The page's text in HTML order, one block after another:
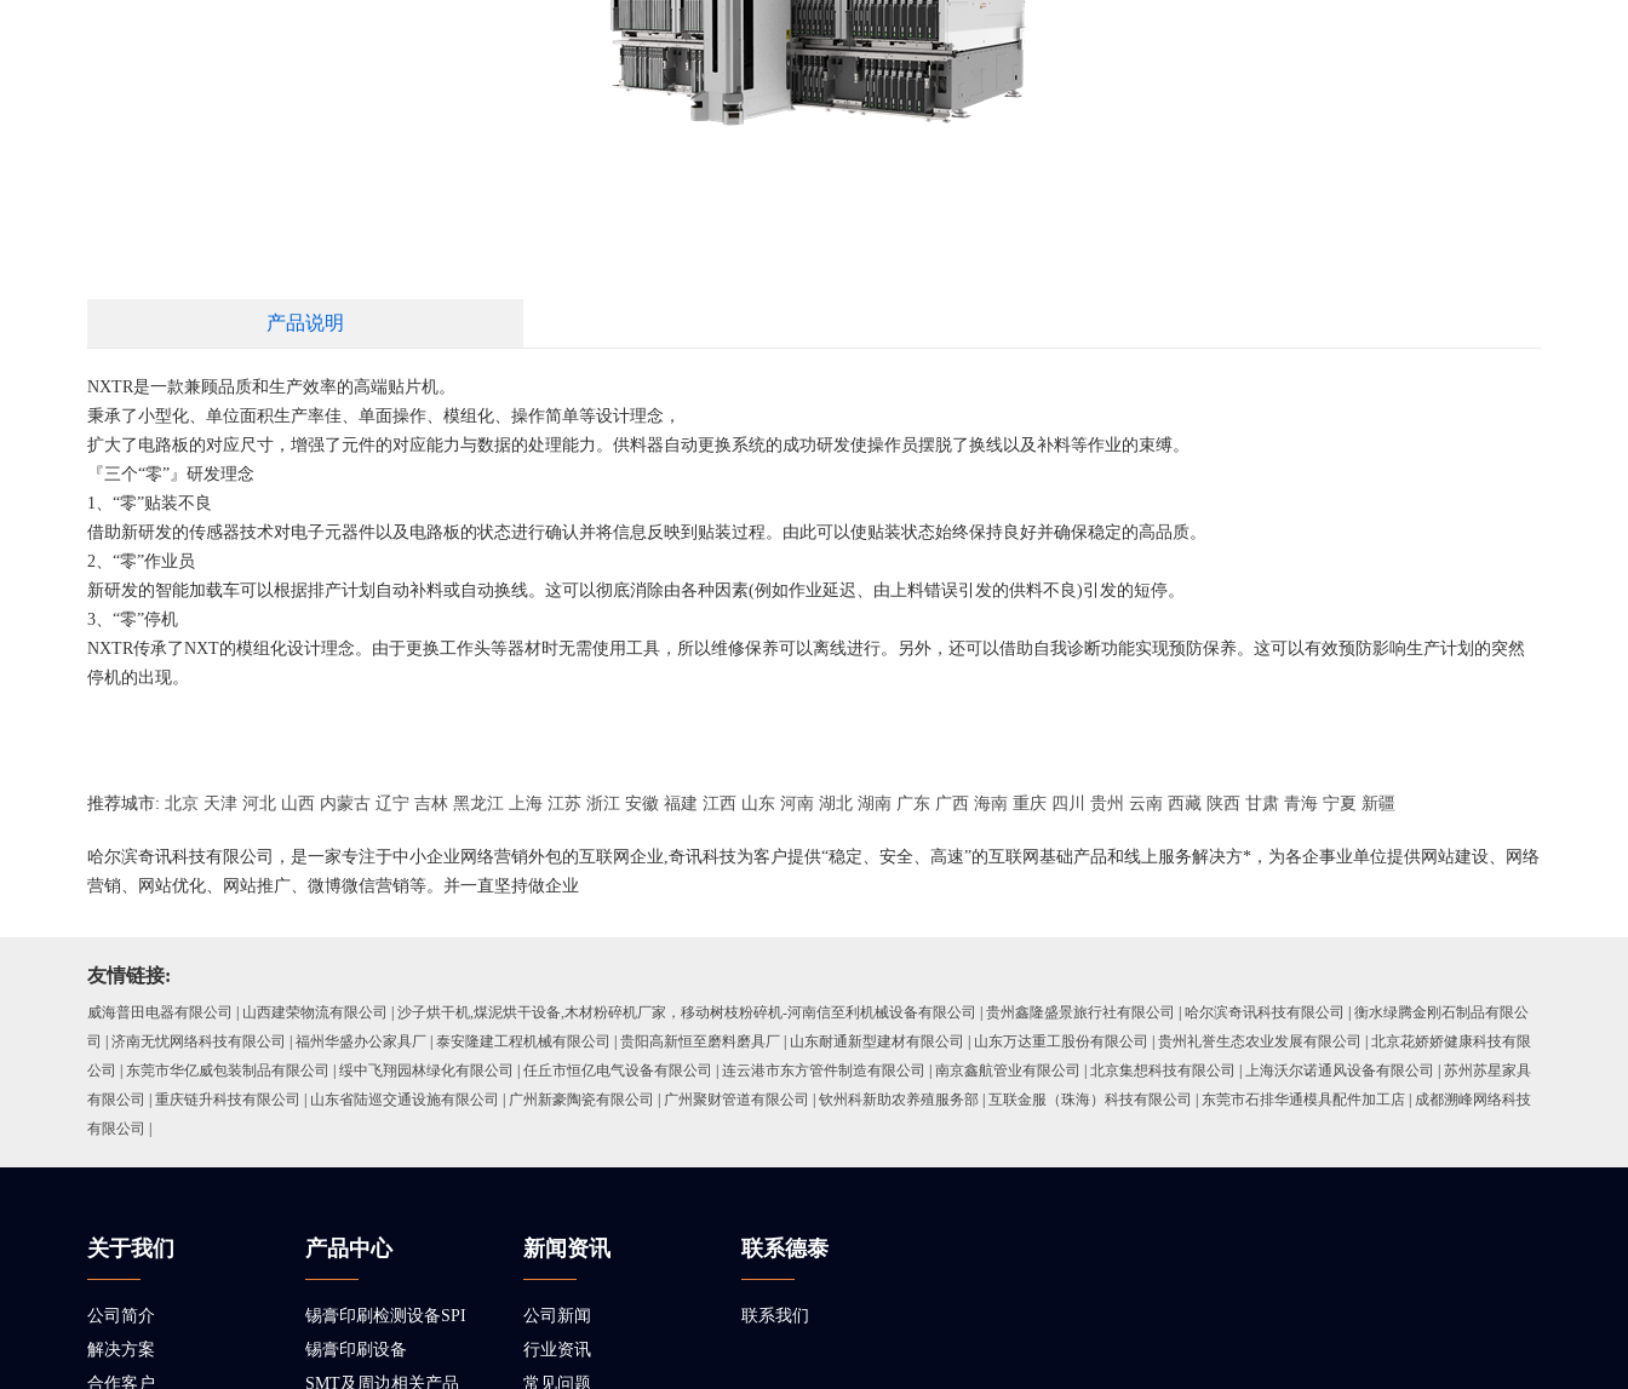
产品说明
NXTR是一款兼顾品质和生产效率的高端贴片机。
秉承了小型化、单位面积生产率佳、单面操作、模组化、操作简单等设计理念，
扩大了电路板的对应尺寸，增强了元件的对应能力与数据的处理能力。供料器自动更换系统的成功研发使操作员摆脱了换线以及补料等作业的束缚。
『三个“零”』研发理念
1、“零”贴装不良
借助新研发的传感器技术对电子元器件以及电路板的状态进行确认并将信息反映到贴装过程。由此可以使贴装状态始终保持良好并确保稳定的高品质。
2、“零”作业员
新研发的智能加载车可以根据排产计划自动补料或自动换线。这可以彻底消除由各种因素(例如作业延迟、由上料错误引发的供料不良)引发的短停。
3、“零”停机
NXTR传承了NXT的模组化设计理念。由于更换工作头等器材时无需使用工具，所以维修保养可以离线进行。另外，还可以借助自我诊断功能实现预防保养。这可以有效预防影响生产计划的突然
停机的出现。
推荐城市: 北京 天津 河北 山西 内蒙古 辽宁 吉林 黑龙江 上海 江苏 浙江 安徽 福建 江西 山东 河南 湖北 湖南 广东 广西 海南 重庆 四川 贵州 云南 西藏 陕西 甘肃 青海 宁夏 新疆
哈尔滨奇讯科技有限公司，是一家专注于中小企业网络营销外包的互联网企业,奇讯科技为客户提供“稳定、安全、高速”的互联网基础产品和线上服务解决方*，为各企事业单位提供网站建设、网络
营销、网站优化、网站推广、微博微信营销等。并一直坚持做企业
友情链接:
威海普田电器有限公司 山西建荣物流有限公司 沙子烘干机,煤泥烘干设备,木材粉碎机厂家，移动树枝粉碎机-河南信至利机械设备有限公司 贵州鑫隆盛景旅行社有限公司 哈尔滨奇讯科技有限公司
衡水绿腾金刚石制品有限公
司
济南无忧网络科技有限公司 福州华盛办公家具厂 泰安隆建工程机械有限公司 贵阳高新恒至磨料磨具厂 山东耐通新型建材有限公司 山东万达重工股份有限公司 贵州礼誉生态农业发展有限公司
北京花娇娇健康科技有限
公司
东莞市华亿威包装制品有限公司 绥中飞翔园林绿化有限公司 任丘市恒亿电气设备有限公司 连云港市东方管件制造有限公司 南京鑫航管业有限公司 北京集想科技有限公司 上海沃尔诺通风设备有限公司
苏州苏星家具
有限公司
重庆链升科技有限公司 山东省陆巡交通设施有限公司 广州新豪陶瓷有限公司 广州聚财管道有限公司 钦州科新助农养殖服务部 互联金服（珠海）科技有限公司 东莞市石排华通模具配件加工店
成都溯峰网络科技
有限公司
关于我们
公司简介
解决方案
合作客户
产品中心
锡膏印刷检测设备SPI
锡膏印刷设备
SMT及周边相关产品
新闻资讯
公司新闻
行业资讯
常见问题
联系德泰
联系我们